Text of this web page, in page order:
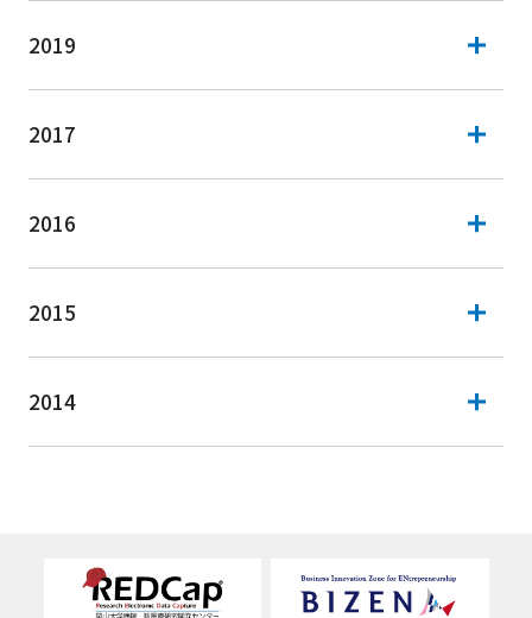
2019
2017
2016
2015
2014